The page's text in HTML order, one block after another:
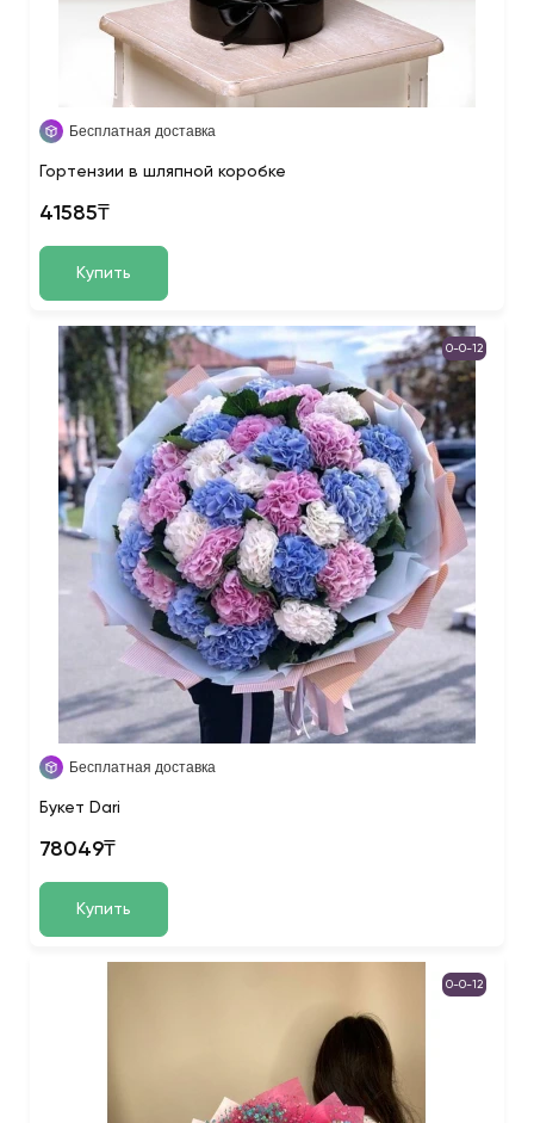
Бесплатная доставка
Гортензии в шляпной коробке
41585₸
Купить
0-0-12
Бесплатная доставка
Букет Dari
78049₸
Купить
0-0-12